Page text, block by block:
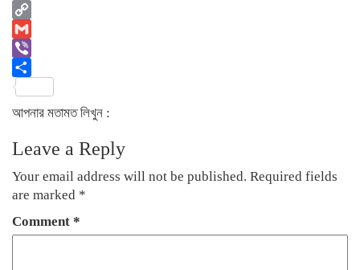
Email
Copy
Link
Gmail
Viber
আপনার মতামত লিখুন :
Leave a Reply
Your email address will not be published. Required fields
are marked *
Comment *